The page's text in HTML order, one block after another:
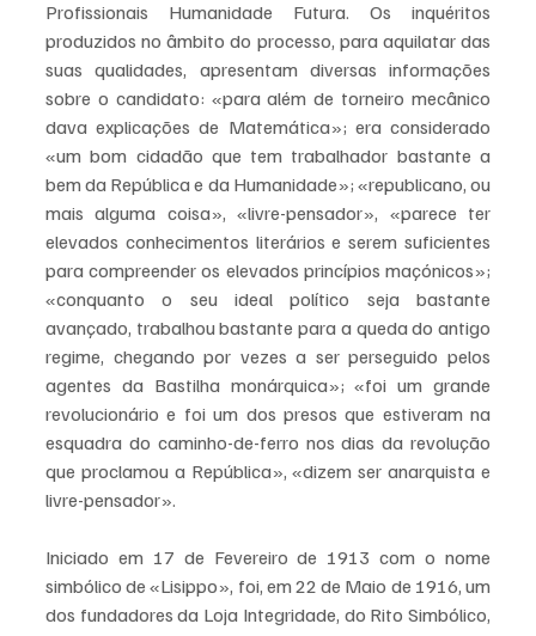
Profissionais Humanidade Futura. Os inquéritos
produzidos no âmbito do processo, para aquilatar das
suas qualidades, apresentam diversas informações
sobre o candidato: «para além de torneiro mecânico
dava explicações de Matemática»; era considerado
«um bom cidadão que tem trabalhador bastante a
bem da República e da Humanidade»; «republicano, ou
mais alguma coisa», «livre-pensador», «parece ter
elevados conhecimentos literários e serem suficientes
para compreender os elevados princípios maçónicos»;
«conquanto o seu ideal político seja bastante
avançado, trabalhou bastante para a queda do antigo
regime, chegando por vezes a ser perseguido pelos
agentes da Bastilha monárquica»; «foi um grande
revolucionário e foi um dos presos que estiveram na
esquadra do caminho-de-ferro nos dias da revolução
que proclamou a República», «dizem ser anarquista e
livre-pensador».
Iniciado em 17 de Fevereiro de 1913 com o nome
simbólico de «Lisippo», foi, em 22 de Maio de 1916, um
dos fundadores da Loja Integridade, do Rito Simbólico,